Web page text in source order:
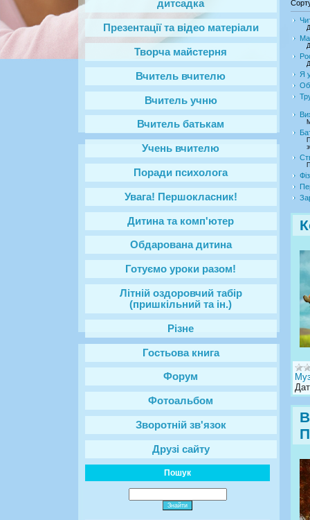
дитсадка
Презентації та відео матеріали
Творча майстерня
Вчитель вчителю
Вчитель учню
Вчитель батькам
Учень вчителю
Поради психолога
Увага! Першокласник!
Дитина та комп'ютер
Обдарована дитина
Готуємо уроки разом!
Літній оздоровчий табір
(пришкільний та ін.)
Різне
Гостьова книга
Форум
Фотоальбом
Зворотній зв'язок
Друзі сайту
Пошук
Я